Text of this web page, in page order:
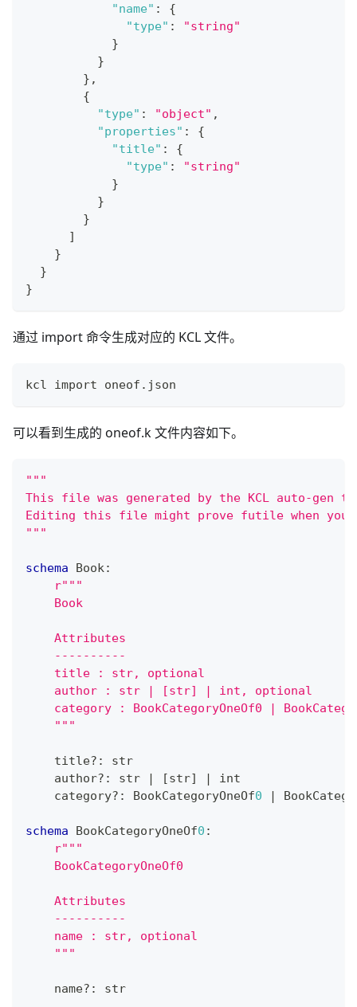
"name" :
{
"type" :
"string"
}
}
} ,
{
"type" : "object" ,
"properties" :
{
"title" :
{
"type" :
"string"
}
}
}
]
}
}
}
通过 import 命令生成对应的 KCL 文件。
kcl import oneof.json
可以看到生成的 oneof.k 文件内容如下。
"""
This file was generated by the KCL auto-gen
Editing this file might prove futile when you
"""
schema Book:
r"""
    Book
    Attributes
    ----------
    title : str, optional
    author : str | [str] | int, optional
category : BookCategoryOneOf0 |
    """
    title
? :
str
    author
? : str | [str] |
int
    category
? : BookCategoryOneOf0 |
schema BookCategoryOneOf0 :
r"""
    BookCategoryOneOf0
    Attributes
    ----------
    name : str, optional
    """
    name
? : str